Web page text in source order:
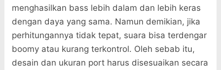
menghasilkan bass lebih dalam dan lebih keras
dengan daya yang sama. Namun demikian, jika
perhitungannya tidak tepat, suara bisa terdengar
boomy atau kurang terkontrol. Oleh sebab itu,
desain dan ukuran port harus disesuaikan secara